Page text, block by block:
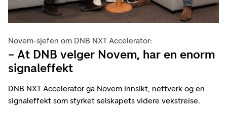
Novem-sjefen om DNB NXT Accelerator:
– At DNB velger Novem, har en enorm
signaleffekt
DNB NXT Accelerator ga Novem innsikt, nettverk og en
signaleffekt som styrket selskapets videre vekstreise.